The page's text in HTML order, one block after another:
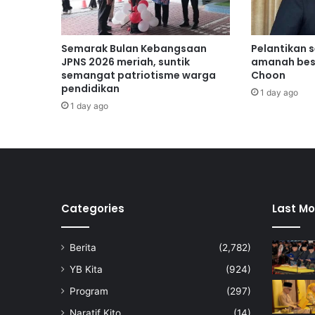
k
e
p
a
d
a
S
T
p
Semarak Bulan Kebangsaan
JPNS 2026 meriah, suntik
semangat patriotisme warga
pendidikan
1 day ago
Pelantikan
amanah
Choon
1 day ago
Categories
Berita
(2,782)
YB Kita
(924)
Program
(297)
Last